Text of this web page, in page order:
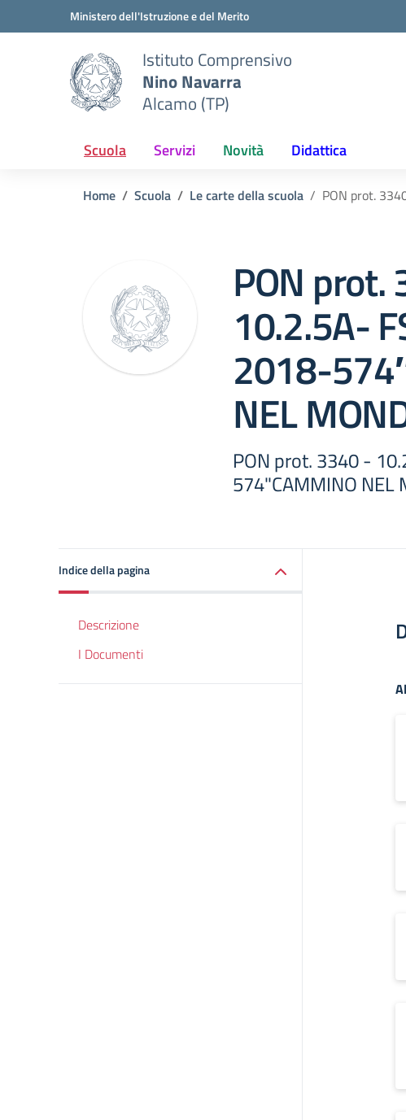
Vai ai contenuti
Vai al menu di navigazioneMinistero dell'Istruzione e del Merito
Istituto Comprensivo
Nino Navarra
Alcamo (TP)
Scuola Servizi Novità Didattica
Home Scuola Le carte della scuola PON prot.
PON prot.
10.2.5A-
2018-
NEL
PON prot. 3340 -
574"CAMMINO NEL
Indice della pagina
Descrizione
I Documenti